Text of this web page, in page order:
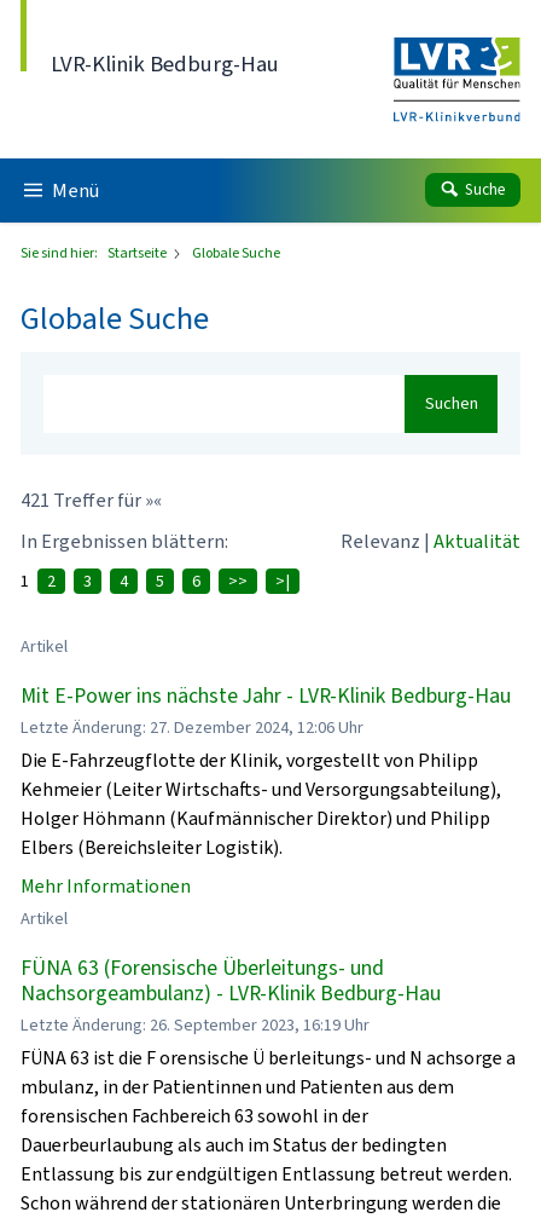
LVR-Klinik Bedburg-Hau
Menü Suche
Sie sind hier: Startseite Globale Suche
Globale Suche
Suchen
421 Treffer für »«
In Ergebnissen blättern:
Relevanz | Aktualität
1 2 3 4 5 6 >> >|
Artikel
Mit E-Power ins nächste Jahr - LVR-Klinik Bedburg-Hau
Letzte Änderung: 27. Dezember 2024, 12:06 Uhr
Die E-Fahrzeugflotte der Klinik, vorgestellt von Philipp
Kehmeier (Leiter Wirtschafts- und Versorgungsabteilung),
Holger Höhmann (Kaufmännischer Direktor) und Philipp
Elbers (Bereichsleiter Logistik).
Mehr Informationen
Artikel
FÜNA 63 (Forensische Überleitungs- und
Nachsorgeambulanz) - LVR-Klinik Bedburg-Hau
Letzte Änderung: 26. September 2023, 16:19 Uhr
FÜNA 63 ist die F orensische Ü berleitungs- und N achsorge a
mbulanz, in der Patientinnen und Patienten aus dem
forensischen Fachbereich 63 sowohl in der
Dauerbeurlaubung als auch im Status der bedingten
Entlassung bis zur endgültigen Entlassung betreut werden.
Schon während der stationären Unterbringung werden die